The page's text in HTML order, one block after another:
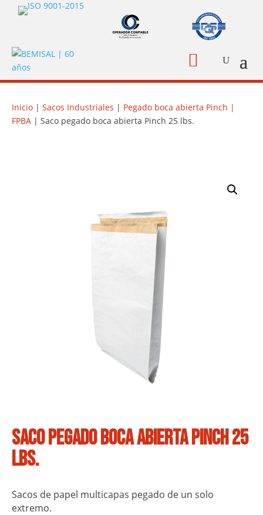

Inicio | Sacos Industriales | Pegado boca abierta Pinch |
FPBA | Saco pegado boca abierta Pinch 25 lbs.
Saco pegado boca abierta Pinch 25
lbs.
Sacos de papel multicapas pegado de un solo
extremo.